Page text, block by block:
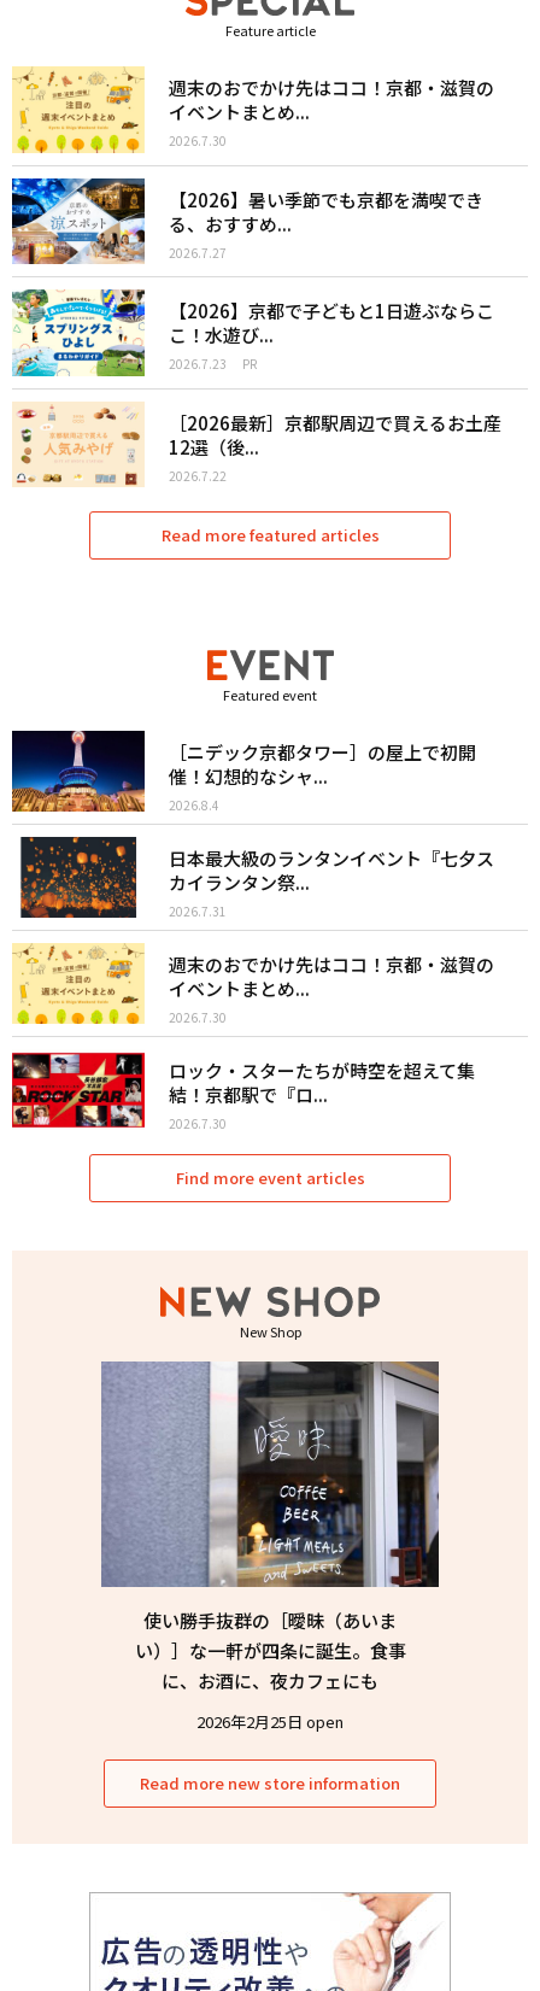
Feature article
週末のおでかけ先はココ！京都・滋賀の
イベントまとめ...
2026.7.30
【2026】暑い季節でも京都を満喫でき
る、おすすめ...
2026.7.27
【2026】京都で子どもと1日遊ぶならこ
こ！水遊び...
2026.7.23 PR
［2026最新］京都駅周辺で買えるお土産
12選（後...
2026.7.22
Read more featured articles
Featured event
［ニデック京都タワー］の屋上で初開
催！幻想的なシャ...
2026.8.4
日本最大級のランタンイベント『七夕ス
カイランタン祭...
2026.7.31
週末のおでかけ先はココ！京都・滋賀の
イベントまとめ...
2026.7.30
ロック・スターたちが時空を超えて集
結！京都駅で『ロ...
2026.7.30
Find more event articles
New Shop
使い勝手抜群の［曖昧（あいま
い）］な一軒が四条に誕生。食事
に、お酒に、夜カフェにも
2026年2月25日 open
Read more new store information